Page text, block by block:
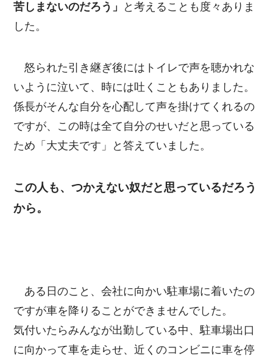
苦しまないのだろう」
と考えることも度々ありま
した。
怒られた引き継ぎ後にはトイレで声を聴かれな
いように泣いて、時には吐くこともありました。
係長がそんな自分を心配して声を掛けてくれるの
ですが、この時は全て自分のせいだと思っている
ため「大丈夫です」と答えていました。
この人も、つかえない奴だと思っているだろう
から。
ある日のこと、会社に向かい駐車場に着いたの
ですが車を降りることができませんでした。
気付いたらみんなが出勤している中、駐車場出口
に向かって車を走らせ、近くのコンビニに車を停